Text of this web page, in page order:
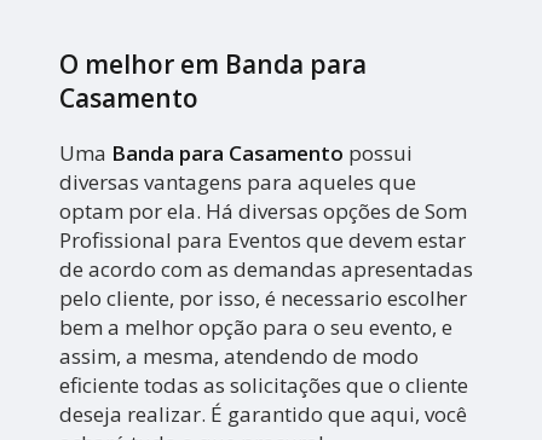
O melhor em Banda para
Casamento
Uma Banda para Casamento possui
diversas vantagens para aqueles que
optam por ela. Há diversas opções de Som
Profissional para Eventos que devem estar
de acordo com as demandas apresentadas
pelo cliente, por isso, é necessario escolher
bem a melhor opção para o seu evento, e
assim, a mesma, atendendo de modo
eficiente todas as solicitações que o cliente
deseja realizar. É garantido que aqui, você